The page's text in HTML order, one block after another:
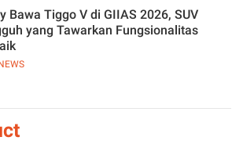
Bawa Tiggo V di GIIAS 2026, SUV
yang Tawarkan Fungsionalitas